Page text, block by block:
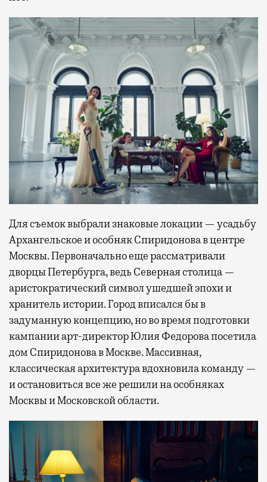
Для съемок выбрали знаковые локации — усадьбу
Архангельское и особняк Спиридонова в центре
Москвы. Первоначально еще рассматривали
дворцы Петербурга, ведь Северная столица —
аристократический символ ушедшей эпохи и
хранитель истории. Город вписался бы в
задуманную концепцию, но во время подготовки
кампании арт-директор Юлия Федорова посетила
дом Спиридонова в Москве. Массивная,
классическая архитектура вдохновила команду —
и остановиться все же решили на особняках
Москвы и Московской области.